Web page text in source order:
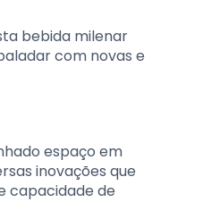
bebida milenar
com novas e
espaço em
inovações que
capacidade de